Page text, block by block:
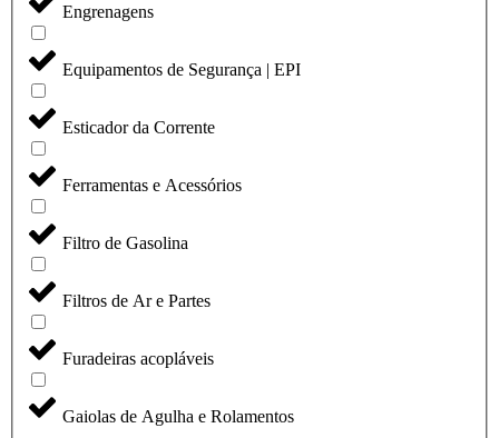
Engrenagens
Equipamentos de Segurança | EPI
Esticador da Corrente
Ferramentas e Acessórios
Filtro de Gasolina
Filtros de Ar e Partes
Furadeiras acopláveis
Gaiolas de Agulha e Rolamentos